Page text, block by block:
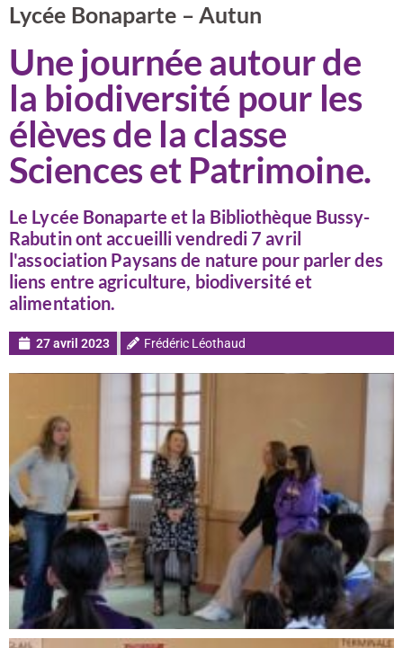
Lycée Bonaparte – Autun
Une journée autour de
la biodiversité pour les
élèves de la classe
Sciences et Patrimoine.
Le Lycée Bonaparte et la Bibliothèque Bussy-
Rabutin ont accueilli vendredi 7 avril
l'association Paysans de nature pour parler des
liens entre agriculture, biodiversité et
alimentation.
27 avril 2023 Frédéric Léothaud